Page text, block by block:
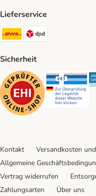
Lieferservice
DHL Shipping Method
Sicherheit
Security
Kontakt Versandkosten
Allgemeine
Vertrag widerrufen
Zahlungsarten
Über uns